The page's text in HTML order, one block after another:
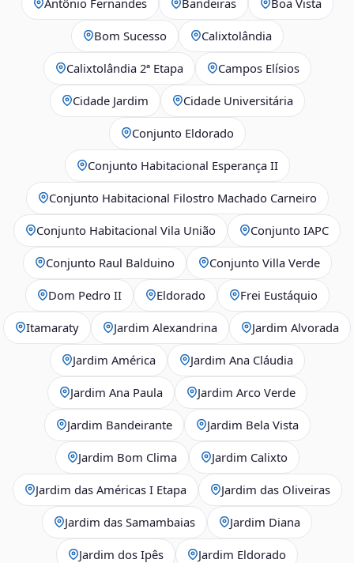
Bom Sucesso Calixtolândia
Calixtolândia 2ª Etapa Campos Elísios
Cidade Jardim Cidade Universitária
Conjunto Eldorado
Conjunto Habitacional Esperança II
Conjunto Habitacional Filostro Machado Carneiro
Conjunto Habitacional Vila União Conjunto IAPC
Conjunto Raul Balduino Conjunto Villa Verde
Dom Pedro II Eldorado Frei Eustáquio
Itamaraty Jardim Alexandrina Jardim Alvorada
Jardim América Jardim Ana Cláudia
Jardim Ana Paula Jardim Arco Verde
Jardim Bandeirante Jardim Bela Vista
Jardim Bom Clima Jardim Calixto
Jardim das Américas I Etapa Jardim das Oliveiras
Jardim das Samambaias Jardim Diana
Jardim dos Ipês Jardim Eldorado